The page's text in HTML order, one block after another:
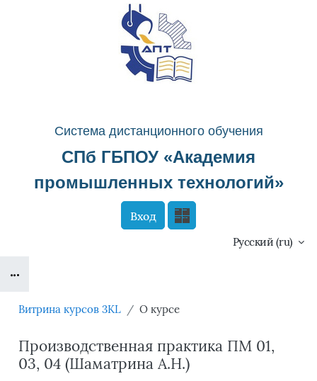
Перейти к основному содержанию
Система дистанционного обучения
СПб ГБПОУ «Академия
промышленных технологий»
Вход
Русский ‎(ru)‎
Витрина курсов 3KL О курсе
Производственная практика ПМ 01,
03, 04 (Шаматрина А.Н.)